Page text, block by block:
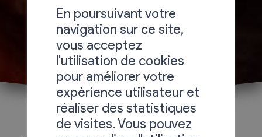
En poursuivant votre
navigation sur ce site,
vous acceptez
l'utilisation de cookies
pour améliorer votre
expérience utilisateur et
réaliser des statistiques
de visites. Vous pouvez